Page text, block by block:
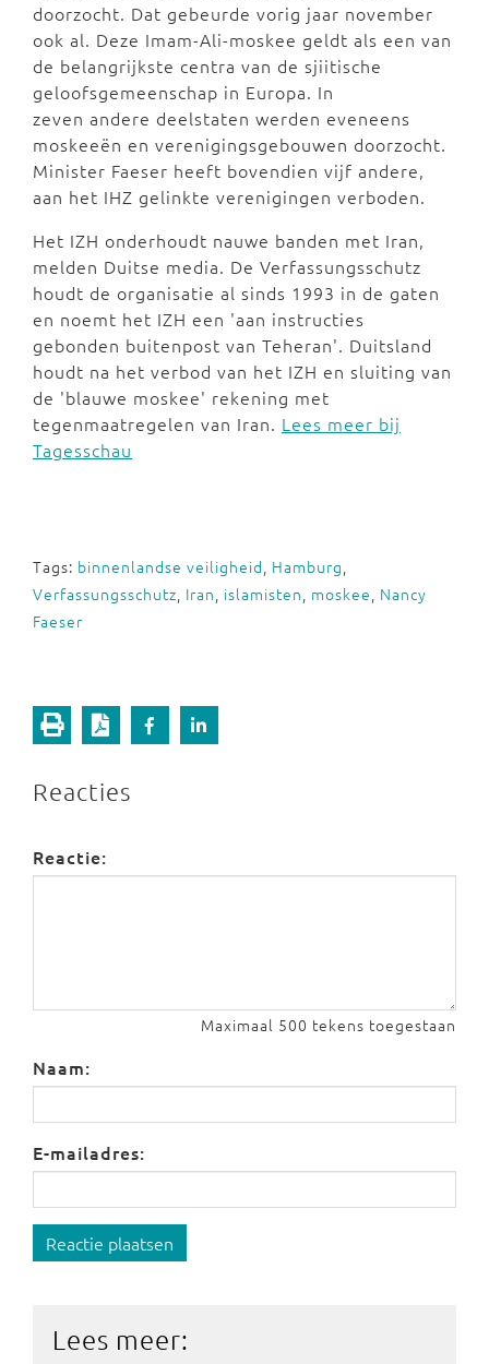
doorzocht. Dat gebeurde vorig jaar november
ook al. Deze Imam-Ali-moskee geldt als een van
de belangrijkste centra van de sjiitische
geloofsgemeenschap in Europa. In
zeven andere deelstaten werden eveneens
moskeeën en verenigingsgebouwen doorzocht.
Minister Faeser heeft bovendien vijf andere,
aan het IHZ gelinkte verenigingen verboden.
Het IZH onderhoudt nauwe banden met Iran,
melden Duitse media. De Verfassungsschutz
houdt de organisatie al sinds 1993 in de gaten
en noemt het IZH een 'aan instructies
gebonden buitenpost van Teheran'. Duitsland
houdt na het verbod van het IZH en sluiting van
de 'blauwe moskee' rekening met
tegenmaatregelen van Iran. Lees meer bij
Tagesschau
Tags: binnenlandse veiligheid, Hamburg,
Verfassungsschutz, Iran, islamisten, moskee, Nancy
Faeser
Reacties
Reactie:
Maximaal 500 tekens toegestaan
Naam:
E-mailadres:
Reactie plaatsen
Lees meer: